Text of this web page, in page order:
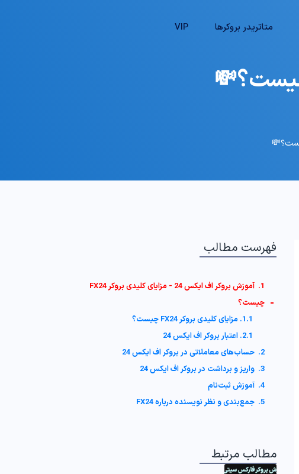
متاتریدر بروکرها VIP
فهرست مطالب
1. آموزش بروکر اف ایکس 24 - مزایای کلیدی بروکر FX24
چیست؟ -
1.1. مزایای کلیدی بروکر FX24 چیست؟
2.1. اعتبار بروکر اف ایکس 24
2. حساب‌های معاملاتی در بروکر اف ایکس 24
3. واریز و برداشت در بروکر اف ایکس 24
4. آموزش ثبت‌نام
5. جمع‌بندی و نظر نویسنده درباره FX24
مطالب مرتبط